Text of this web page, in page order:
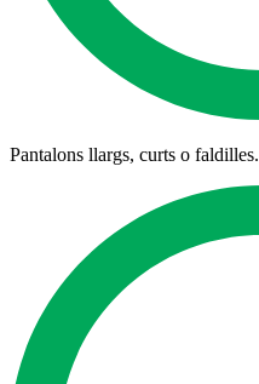
Pantalons llargs, curts o faldilles.